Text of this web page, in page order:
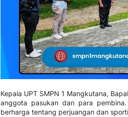
Kepala UPT SMPN 1 Mangkutana,
anggota pasukan dan para
berharga tentang perjuangan dan